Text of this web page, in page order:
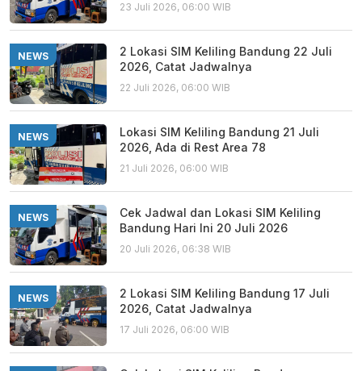
23 Juli 2026, 06:00 WIB
NEWS
2 Lokasi SIM Keliling Bandung 22 Juli
2026, Catat Jadwalnya
22 Juli 2026, 06:00 WIB
NEWS
Lokasi SIM Keliling Bandung 21 Juli
2026, Ada di Rest Area 78
21 Juli 2026, 06:00 WIB
NEWS
Cek Jadwal dan Lokasi SIM Keliling
Bandung Hari Ini 20 Juli 2026
20 Juli 2026, 06:38 WIB
NEWS
2 Lokasi SIM Keliling Bandung 17 Juli
2026, Catat Jadwalnya
17 Juli 2026, 06:00 WIB